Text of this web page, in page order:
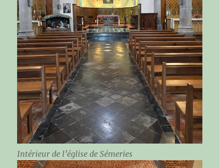
Intérieur de l’église de Sémeries